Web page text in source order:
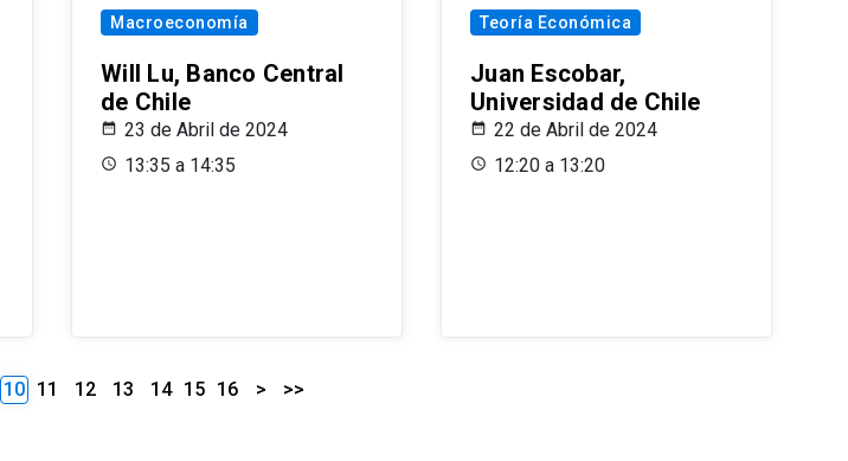
Macroeconomía
Will Lu, Banco Central
de Chile
23 de Abril de 2024
13:35 a 14:35
Teoría Económica
Juan Escobar,
Universidad de Chile
22 de Abril de 2024
12:20 a 13:20
10 11 12 13 14 15 16 > >>